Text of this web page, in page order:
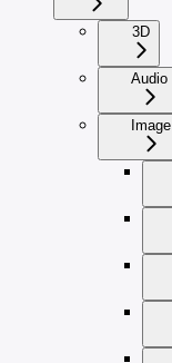
3D
Audio
Image